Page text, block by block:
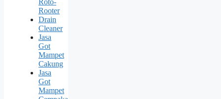
Rooter
Drain
Cleaner
Jasa
Got
Mampet
Cakung
Jasa
Got
Mampet